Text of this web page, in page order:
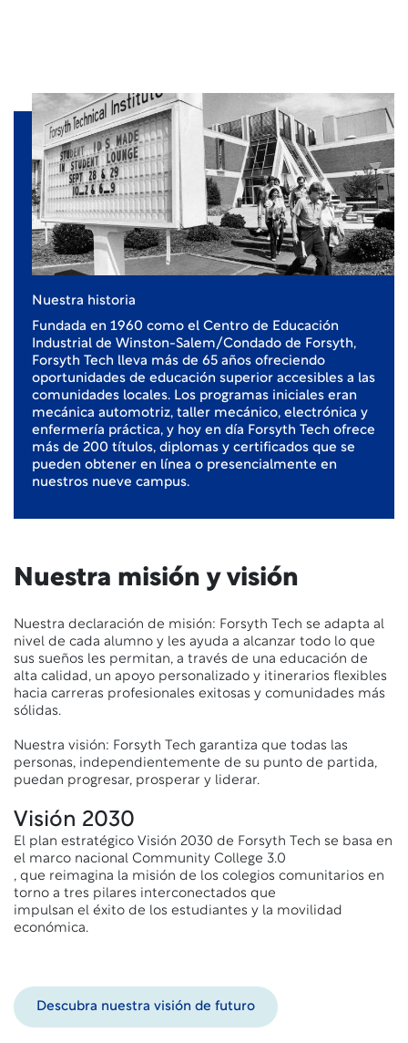
Nuestra historia
Fundada en 1960 como el Centro de Educación
Industrial de Winston-Salem/Condado de Forsyth,
Forsyth Tech lleva más de 65 años ofreciendo
oportunidades de educación superior accesibles a las
comunidades locales. Los programas iniciales eran
mecánica automotriz, taller mecánico, electrónica y
enfermería práctica, y hoy en día Forsyth Tech ofrece
más de 200 títulos, diplomas y certificados que se
pueden obtener en línea o presencialmente en
nuestros nueve campus.
Nuestra misión y visión
Nuestra declaración de misión: Forsyth Tech se adapta al
nivel de cada alumno y les ayuda a alcanzar todo lo que
sus sueños les permitan, a través de una educación de
alta calidad, un apoyo personalizado y itinerarios flexibles
hacia carreras profesionales exitosas y comunidades más
sólidas.
Nuestra visión: Forsyth Tech garantiza que todas las
personas, independientemente de su punto de partida,
puedan progresar, prosperar y liderar.
Visión 2030
El plan estratégico Visión 2030 de Forsyth Tech se basa en
el marco nacional Community College 3.0
, que reimagina la misión de los colegios comunitarios en
torno a tres pilares interconectados que
impulsan el éxito de los estudiantes y la movilidad
económica.
Descubra nuestra visión de futuro